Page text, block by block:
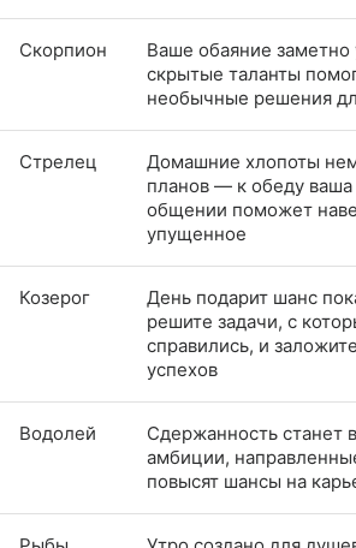
Скорпион
Ваше обаяние
скрытые таланты
необычные решения
Стрелец
Домашние хлопоты
планов — к обеду ваша
общении поможет
упущенное
Козерог
День подарит шанс
решите задачи, с
справились, и
успехов
Водолей
Сдержанность
амбиции,
повысят шансы на